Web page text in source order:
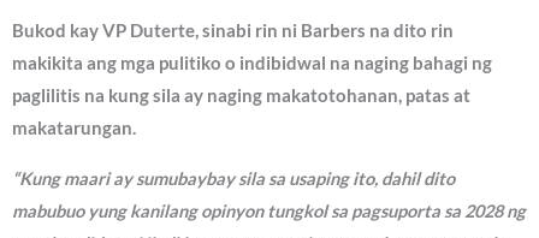
Bukod kay VP Duterte, sinabi rin ni Barbers na dito rin
makikita ang mga pulitiko o indibidwal na naging bahagi ng
paglilitis na kung sila ay naging makatotohanan, patas at
makatarungan.
“Kung maari ay sumubaybay sila sa usaping ito, dahil dito
mabubuo yung kanilang opinyon tungkol sa pagsuporta sa 2028 ng